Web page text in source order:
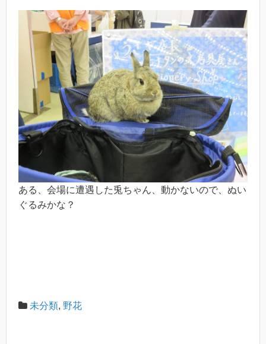
ある、会場に遭遇した兎ちゃん、動かないので、ぬい
ぐるみかな？
未分類, 野花